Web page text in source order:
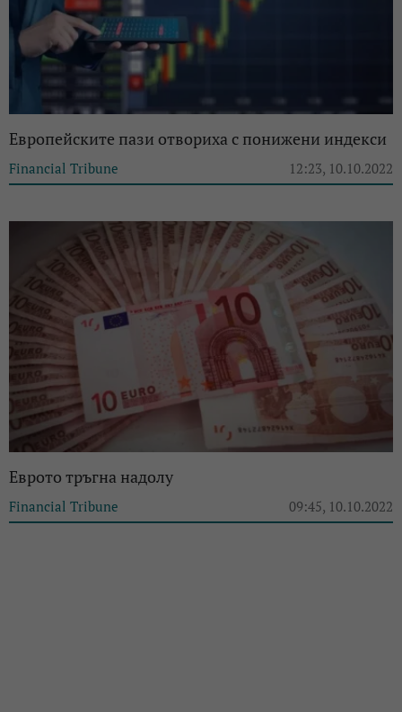
Европейските пази отвориха с понижени индекси
Financial Tribune 12:23, 10.10.2022
Eврото тръгна надолу
Financial Tribune 09:45, 10.10.2022